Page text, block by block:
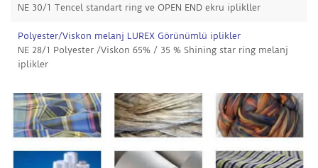
NE 30/1 Tencel standart ring ve OPEN END ekru iplikller
Polyester/Viskon melanj LUREX Görünümlü iplikler
NE 28/1 Polyester /Viskon 65% / 35 % Shining star ring melanj
iplikler